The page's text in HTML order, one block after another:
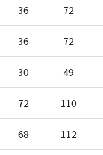
36 72
36 72
30 49
72 110
68 112